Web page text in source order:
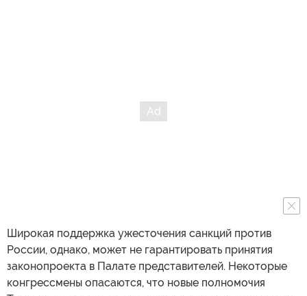
Широкая поддержка ужесточения санкций против
России, однако, может не гарантировать принятия
законопроекта в Палате представителей. Некоторые
конгрессмены опасаются, что новые полномочия